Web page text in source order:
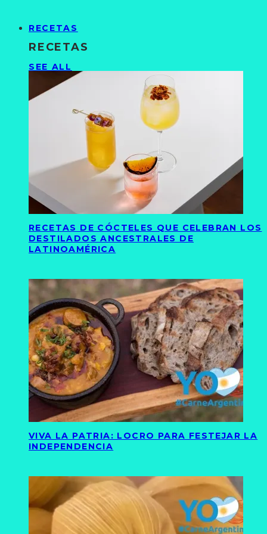
RECETAS
RECETAS
SEE ALL
RECETAS DE CÓCTELES QUE CELEBRAN LOS
DESTILADOS ANCESTRALES DE
LATINOAMÉRICA
VIVA LA PATRIA: LOCRO PARA FESTEJAR LA
INDEPENDENCIA